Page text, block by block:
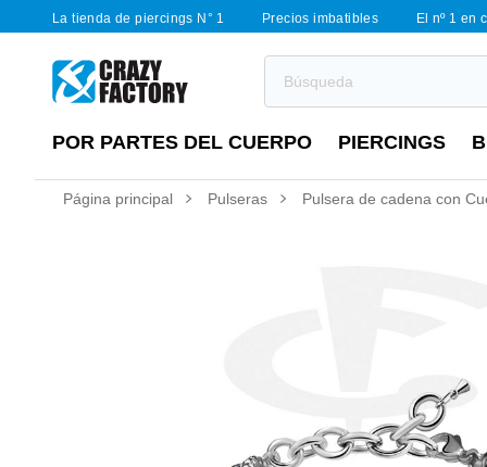
La tienda de piercings N° 1 Precios imbatibles El nº 1 en
POR PARTES DEL CUERPO PIERCINGS
Página principal Pulseras Pulsera de cadena con